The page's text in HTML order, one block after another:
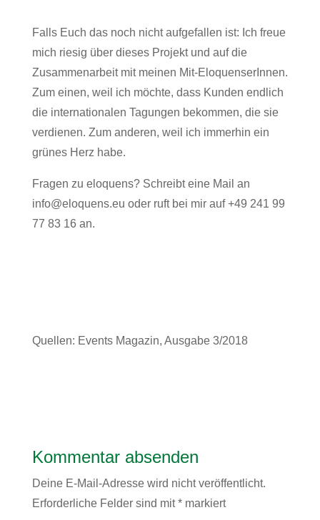
Falls Euch das noch nicht aufgefallen ist: Ich freue
mich riesig über dieses Projekt und auf die
Zusammenarbeit mit meinen Mit-EloquenserInnen.
Zum einen, weil ich möchte, dass Kunden endlich
die internationalen Tagungen bekommen, die sie
verdienen. Zum anderen, weil ich immerhin ein
grünes Herz habe.
Fragen zu eloquens? Schreibt eine Mail an
info@eloquens.eu oder ruft bei mir auf +49 241 99
77 83 16 an.
Quellen: Events Magazin, Ausgabe 3/2018
Kommentar absenden
Deine E-Mail-Adresse wird nicht veröffentlicht.
Erforderliche Felder sind mit*markiert